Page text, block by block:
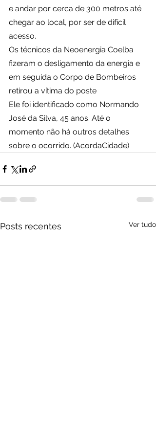
e andar por cerca de 300 metros até
chegar ao local, por ser de difícil
acesso.
Os técnicos da Neoenergia Coelba
fizeram o desligamento da energia e
em seguida o Corpo de Bombeiros
retirou a vítima do poste
Ele foi identificado como Normando
José da Silva, 45 anos. Até o
momento não há outros detalhes
sobre o ocorrido. (AcordaCidade)
Posts recentes Ver tudo